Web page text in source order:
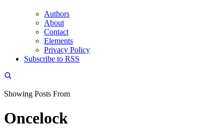
Authors
About
Contact
Elements
Privacy Policy
Subscribe to RSS
Showing Posts From
Oncelock